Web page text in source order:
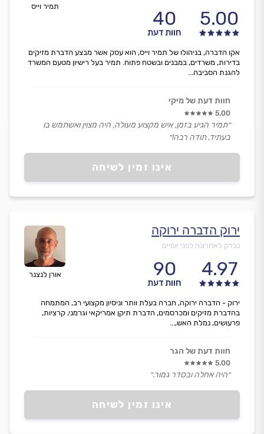
תמיר וייס
5.00
40
חוות דעת
אינו זמין לשיחה
אקו הדברה, בניהולו של תמיר וייס, הוא עסק אשר מבצע הדברת מזיקים
בדירות, משרדים, במבנים ובשטח פתוח. תמיר בעל רישיון מטעם המשרד
להגנת הסביבה...
חוות דעת של מיקי
5.00
״תמיר הגיע בזמן, איש מקצוע מעולה, היה מצוין ואשתמש בו
בעתיד, תודה רבה!״
אורן לנצנר
ירוק הדברה ירוקה
נבדק לאחרונה לפני יומיים
4.97
90
חוות דעת
אינו זמין לשיחה
ירוק - הדברה ירוקה, חברה בעלת וותר וניסיון מקצועי רב, המתמחה
בהדברת מזיקים ומכרסמים, הדברת תיקן אמריקאי וגרמני, קרציות,
פרעושים, נמלת האש,...
חוות דעת של הגר
5.00
״היה אחלה ובסדר גמור.״